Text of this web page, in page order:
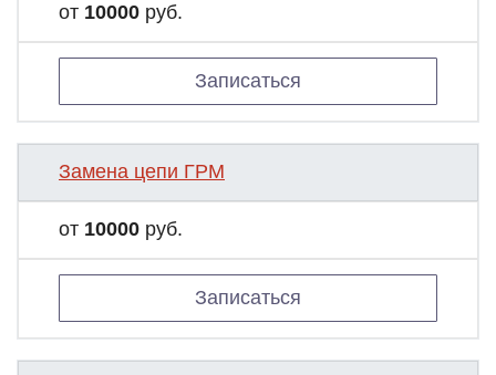
от 10000 руб.
Записаться
Замена цепи ГРМ
от 10000 руб.
Записаться